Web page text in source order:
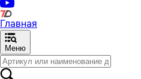
Главная
Меню